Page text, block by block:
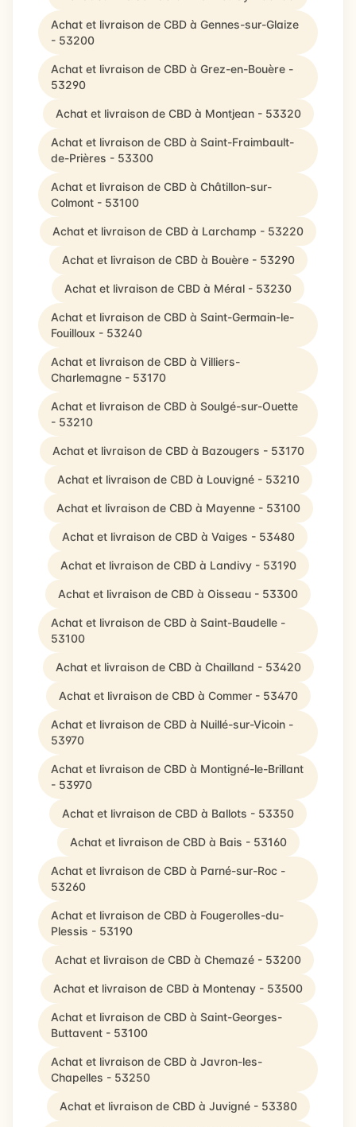
Achat et livraison de CBD à Gennes-sur-Glaize
- 53200
Achat et livraison de CBD à Grez-en-Bouère -
53290
Achat et livraison de CBD à Montjean - 53320
Achat et livraison de CBD à Saint-Fraimbault-
de-Prières - 53300
Achat et livraison de CBD à Châtillon-sur-
Colmont - 53100
Achat et livraison de CBD à Larchamp - 53220
Achat et livraison de CBD à Bouère - 53290
Achat et livraison de CBD à Méral - 53230
Achat et livraison de CBD à Saint-Germain-le-
Fouilloux - 53240
Achat et livraison de CBD à Villiers-
Charlemagne - 53170
Achat et livraison de CBD à Soulgé-sur-Ouette
- 53210
Achat et livraison de CBD à Bazougers - 53170
Achat et livraison de CBD à Louvigné - 53210
Achat et livraison de CBD à Mayenne - 53100
Achat et livraison de CBD à Vaiges - 53480
Achat et livraison de CBD à Landivy - 53190
Achat et livraison de CBD à Oisseau - 53300
Achat et livraison de CBD à Saint-Baudelle -
53100
Achat et livraison de CBD à Chailland - 53420
Achat et livraison de CBD à Commer - 53470
Achat et livraison de CBD à Nuillé-sur-Vicoin -
53970
Achat et livraison de CBD à Montigné-le-Brillant
- 53970
Achat et livraison de CBD à Ballots - 53350
Achat et livraison de CBD à Bais - 53160
Achat et livraison de CBD à Parné-sur-Roc -
53260
Achat et livraison de CBD à Fougerolles-du-
Plessis - 53190
Achat et livraison de CBD à Chemazé - 53200
Achat et livraison de CBD à Montenay - 53500
Achat et livraison de CBD à Saint-Georges-
Buttavent - 53100
Achat et livraison de CBD à Javron-les-
Chapelles - 53250
Achat et livraison de CBD à Juvigné - 53380